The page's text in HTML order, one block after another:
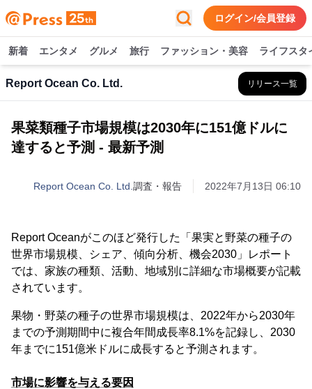
ログイン/会員登録
新着 エンタメ グルメ 旅行 ファッション・美容 ライフスタ
Report Ocean Co. Ltd. リリース一覧
果菜類種子市場規模は2030年に151億ドルに
達すると予測 - 最新予測
Report Ocean Co. Ltd. 調査・報告 2022年7月13日 06:10
Report Oceanがこのほど発行した「果実と野菜の種子の
世界市場規模、シェア、傾向分析、機会2030」レポート
では、家族の種類、活動、地域別に詳細な市場概要が記載
されています。
果物・野菜の種子の世界市場規模は、2022年から2030年
までの予測期間中に複合年間成長率8.1%を記録し、2030
年までに151億米ドルに成長すると予測されます。
市場に影響を与える要因